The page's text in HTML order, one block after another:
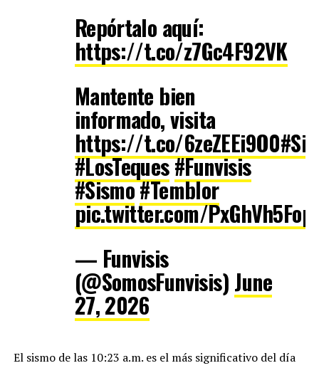
Repórtalo aquí:
https://t.co/z7Gc4F92VK
Mantente bien
informado, visita
https://t.co/6zeZEEi9O0
#LosTeques#Funvisis
#Sismo#Temblor
pic.twitter.com/PxGhVh5Fop
— Funvisis
(@SomosFunvisis) June
27, 2026
El sismo de las 10:23 a.m. es el más significativo del día